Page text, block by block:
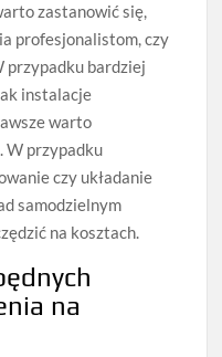
zastanowić się,
profesjonalistom, czy
przypadku bardziej
instalacje
warto
W przypadku
czy układanie
samodzielnym
na kosztach.
na